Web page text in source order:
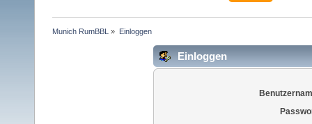
Munich RumBBL » Einloggen
Einloggen